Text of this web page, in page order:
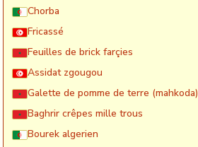
Chorba
Fricassé
Feuilles de brick farçies
Assidat zgougou
Galette de pomme de terre (mahkoda)
Baghrir crêpes mille trous
Bourek algerien